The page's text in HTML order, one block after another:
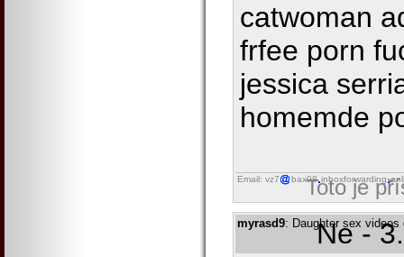
catwoman
frfee porn
jessica
homemde
Email: vz7 bax98 inboxforwarding
Toto je
myrasd9: Daughter sex
Ne -